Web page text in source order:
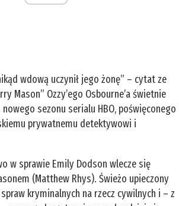
wdową uczynił jego żonę” – cytat ze
Mason” Ozzy’ego Osbourne’a świetnie
sezonu serialu HBO, poświęconego
prywatnemu detektywowi i
w sprawie Emily Dodson wlecze się
(Matthew Rhys). Świeżo upieczony
kryminalnych na rzecz cywilnych i – z